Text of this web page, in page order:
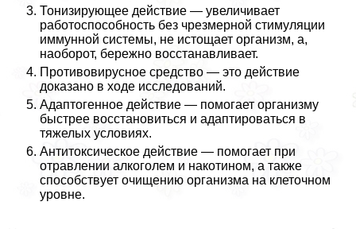
Тонизирующее действие — увеличивает
работоспособность без чрезмерной стимуляции
иммунной системы, не истощает организм, а,
наоборот, бережно восстанавливает.
Противовирусное средство — это действие
доказано в ходе исследований.
Адаптогенное действие — помогает организму
быстрее восстановиться и адаптироваться в
тяжелых условиях.
Антитоксическое действие — помогает при
отравлении алкоголем и накотином, а также
способствует очищению организма на клеточном
уровне.